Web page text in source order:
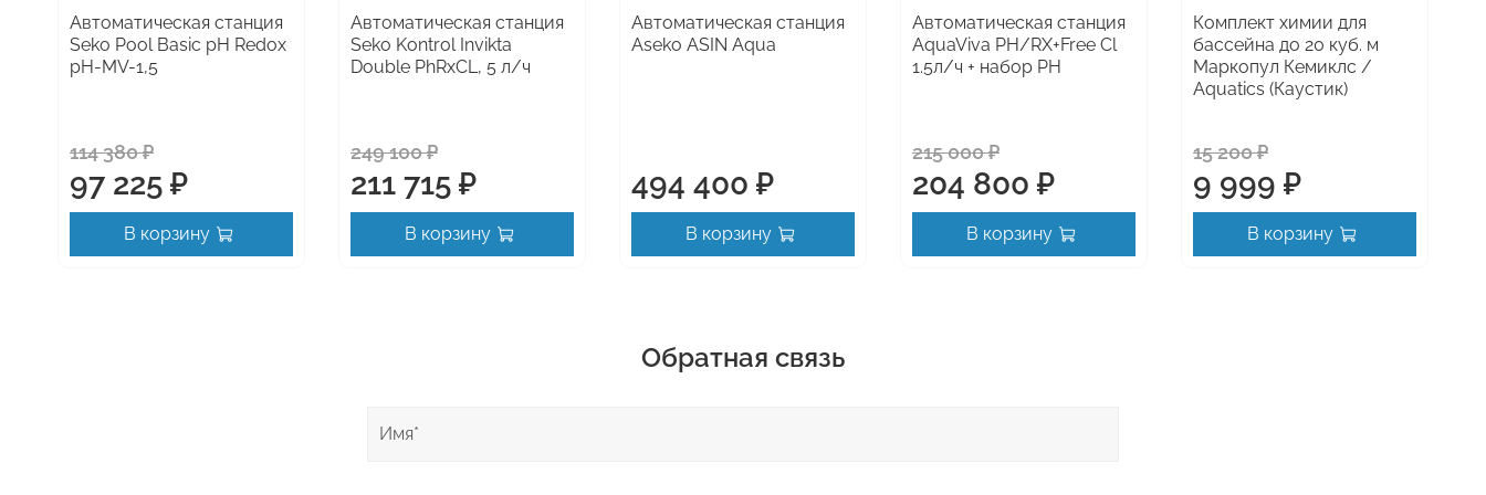
Автоматическая станция
Seko Pool Basic pH Redox
pH-MV-1,5
114 380 ₽
97 225 ₽
В корзину
Автоматическая станция
Seko Kontrol Invikta
Double PhRxCL, 5 л/ч
249 100 ₽
211 715 ₽
В корзину
Автоматическая станция
Aseko ASIN Aqua
494 400 ₽
В корзину
Автоматическая станция
AquaViva PH/RX+Free Cl
1.5л/ч + набор PH
215 000 ₽
204 800 ₽
В корзину
Комплект химии для
бассейна до 20 куб. м
Маркопул Кемиклс /
Aquatics (Каустик)
15 200 ₽
9 999 ₽
В корзину
Обратная связь